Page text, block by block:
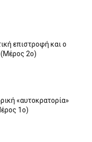
επιστροφή και ο
(Μέρος 2ο)
«αυτοκρατορία»
1ο)